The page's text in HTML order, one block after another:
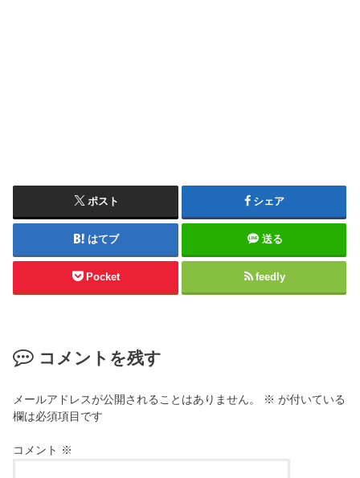
ポスト シェア
はてブ 送る
Pocket feedly
コメントを残す
メールアドレスが公開されることはありません。 ※ が付いている
欄は必須項目です
コメント ※